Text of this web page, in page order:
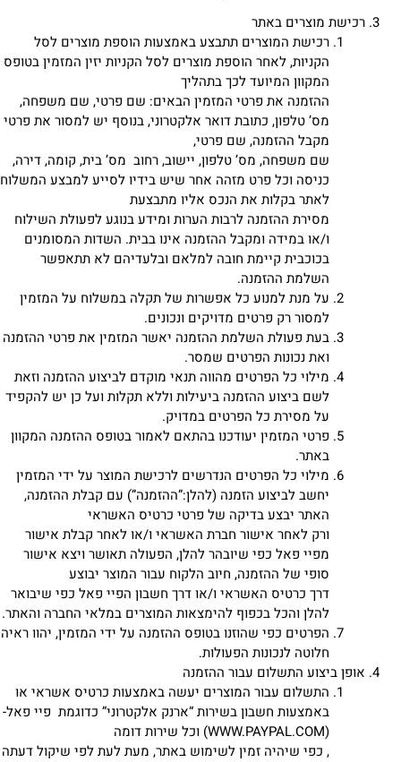
רכישת מוצרים באתר
רכישת המוצרים תתבצע באמצעות הוספת מוצרים לסל
הקניות, לאחר הוספת מוצרים לסל הקניות יזין המזמין בטופס
המקוון המיועד לכך בתהליך
ההזמנה את פרטי המזמין הבאים: שם פרטי, שם משפחה,
מס’ טלפון, כתובת דואר אלקטרוני, בנוסף יש למסור את פרטי
מקבל ההזמנה, שם פרטי,
שם משפחה, מס’ טלפון, יישוב, רחוב מס’ בית, קומה, דירה,
כניסה וכל פרט מזהה אחר שיש בידיו לסייע למבצע המשלוח
לאתר בקלות את הנכס אליו מתבצעת
מסירת ההזמנה לרבות הערות ומידע בנוגע לפעולת השילוח
ו/או במידה ומקבל ההזמנה אינו בבית. השדות המסומנים
בכוכבית קיימת חובה למלאם ובלעדיהם לא תתאפשר
השלמת ההזמנה.
על מנת למנוע כל אפשרות של תקלה במשלוח על המזמין
למסור רק פרטים מדויקים ונכונים.
בעת פעולת השלמת ההזמנה יאשר המזמין את פרטי ההזמנה
ואת נכונות הפרטים שמסר.
מילוי כל הפרטים מהווה תנאי מוקדם לביצוע ההזמנה וזאת
לשם ביצוע ההזמנה ביעילות וללא תקלות ועל כן יש להקפיד
על מסירת כל הפרטים במדויק.
פרטי המזמין יעודכנו בהתאם לאמור בטופס ההזמנה המקוון
באתר.
מילוי כל הפרטים הנדרשים לרכישת המוצר על ידי המזמין
יחשב לביצוע הזמנה (להלן:”ההזמנה”) עם קבלת ההזמנה,
האתר יבצע בדיקה של פרטי כרטיס האשראי
ורק לאחר אישור חברת האשראי ו/או לאחר קבלת אישור
מפיי פאל כפי שיובהר להלן, הפעולה תאושר ויצא אישור
סופי של ההזמנה, חיוב הלקוח עבור המוצר יבוצע
דרך כרטיס האשראי ו/או דרך חשבון הפיי פאל כפי שיבואר
להלן והכל בכפוף להימצאות המוצרים במלאי החברה והאתר.
הפרטים כפי שהוזנו בטופס ההזמנה על ידי המזמין, יהוו ראיה
חלוטה לנכונות הפעולות.
אופן ביצוע התשלום עבור ההזמנה
התשלום עבור המוצרים יעשה באמצעות כרטיס אשראי או
באמצעות חשבון בשירות “ארנק אלקטרוני” כדוגמת פיי פאל-
(
WWW.PAYPAL.COM) וכל שירות דומה
, כפי שיהיה זמין לשימוש באתר, מעת לעת לפי שיקול דעתה